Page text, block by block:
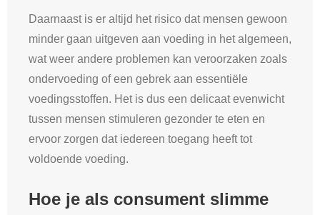
Daarnaast is er altijd het risico dat mensen gewoon
minder gaan uitgeven aan voeding in het algemeen,
wat weer andere problemen kan veroorzaken zoals
ondervoeding of een gebrek aan essentiële
voedingsstoffen. Het is dus een delicaat evenwicht
tussen mensen stimuleren gezonder te eten en
ervoor zorgen dat iedereen toegang heeft tot
voldoende voeding.
Hoe je als consument slimme